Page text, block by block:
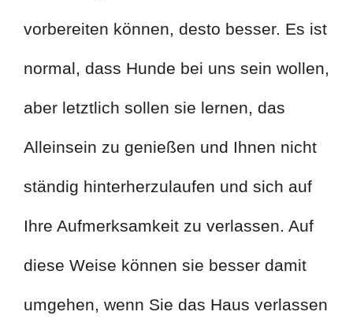
vorbereiten können, desto besser. Es ist
normal, dass Hunde bei uns sein wollen,
aber letztlich sollen sie lernen, das
Alleinsein zu genießen und Ihnen nicht
ständig hinterherzulaufen und sich auf
Ihre Aufmerksamkeit zu verlassen. Auf
diese Weise können sie besser damit
umgehen, wenn Sie das Haus verlassen